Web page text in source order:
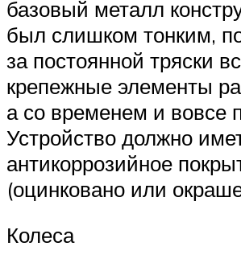
базовый металл
был слишком тонким,
за постоянной тряски
крепежные элементы
а со временем и вовсе
Устройство должно
антикоррозийное
(оцинковано или
Колеса